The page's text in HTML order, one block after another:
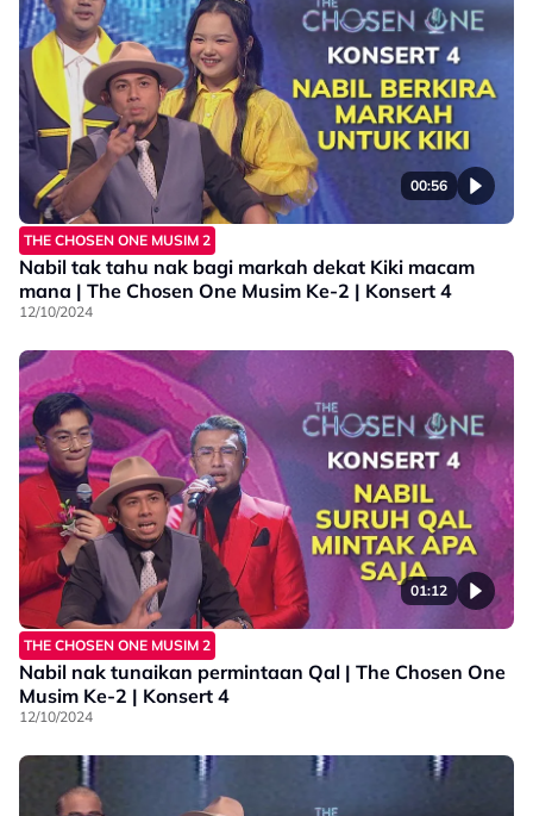
00:56
THE CHOSEN ONE MUSIM 2
Nabil tak tahu nak bagi markah dekat Kiki macam
mana | The Chosen One Musim Ke-2 | Konsert 4
12/10/2024
01:12
THE CHOSEN ONE MUSIM 2
Nabil nak tunaikan permintaan Qal | The Chosen One
Musim Ke-2 | Konsert 4
12/10/2024